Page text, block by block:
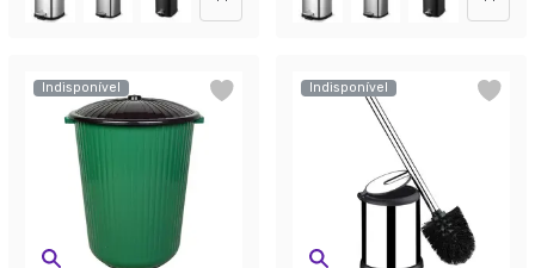
Indisponível Indisponível